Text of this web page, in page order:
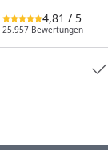
4,81 / 5
25.957 Bewertungen